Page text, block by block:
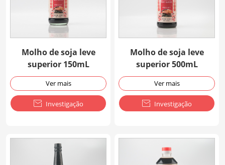
Molho de soja leve
superior 150mL
Ver mais
 Investigação
Molho de soja leve
superior 500mL
Ver mais
 Investigação